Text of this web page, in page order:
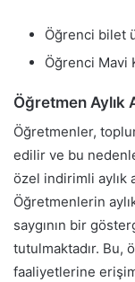
Öğrenci bilet
Öğrenci Mavi
Öğretmen Aylık
Öğretmenler,
edilir ve bu
özel indirimli aylık
Öğretmenlerin
saygının bir
tutulmaktadır. Bu,
faaliyetlerine